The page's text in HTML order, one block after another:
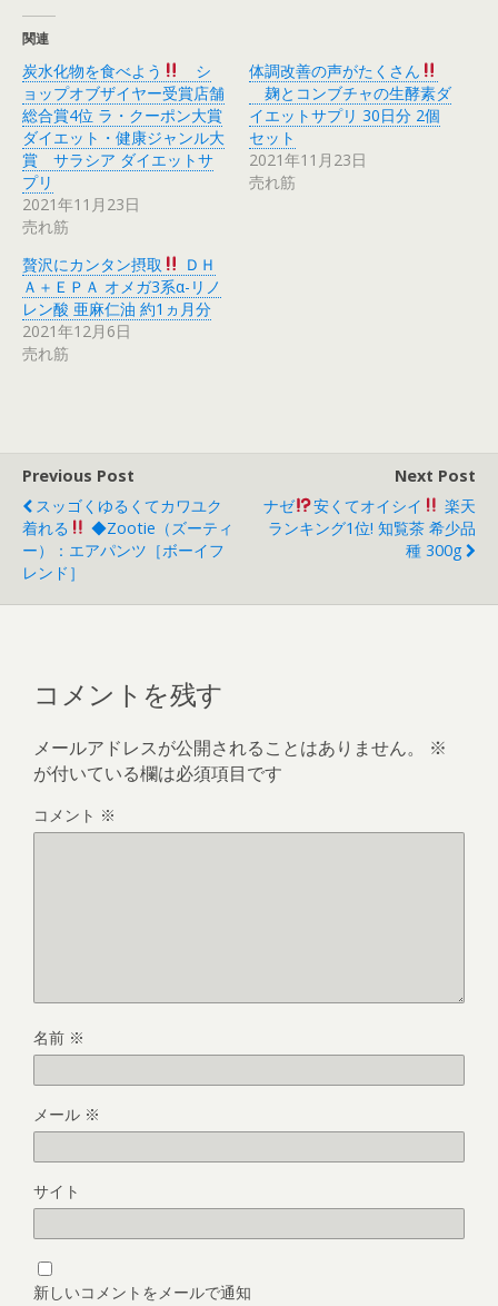
関連
炭水化物を食べよう
シ
ョップオブザイヤー受賞店舗
総合賞4位 ラ・クーポン大賞
ダイエット・健康ジャンル大
賞 サラシア ダイエットサ
プリ
2021年11月23日
売れ筋
体調改善の声がたくさん
麹とコンブチャの生酵素ダ
イエットサプリ 30日分 2個
セット
2021年11月23日
売れ筋
贅沢にカンタン摂取
ＤＨ
Ａ＋ＥＰＡ オメガ3系α-リノ
レン酸 亜麻仁油 約1ヵ月分
2021年12月6日
売れ筋
Previous Post
スッゴくゆるくてカワユク
着れる
◆zootie（ズーティ
ー）：エアパンツ［ボーイフ
レンド］
Next Post
ナゼ
安くてオイシイ
楽天
ランキング1位! 知覧茶 希少品
種 300g
コメントを残す
メールアドレスが公開されることはありません。
※
が付いている欄は必須項目です
コメント ※
名前 ※
メール ※
サイト
新しいコメントをメールで通知